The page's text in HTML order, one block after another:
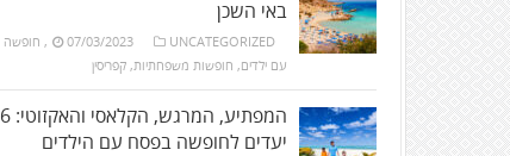
באי השכן
07/03/2023 UNCATEGORIZED
, חופשה
עם ילדים, חופשות משפחתיות,קפריסין
המפתיע, המרגש, הקלאסי והאקזוטי: 6
יעדים לחופשה בפסח עם הילדים